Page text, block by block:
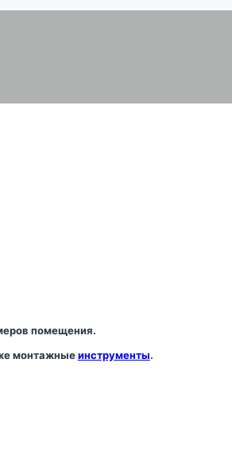
помещения.
монтажныеинструменты.